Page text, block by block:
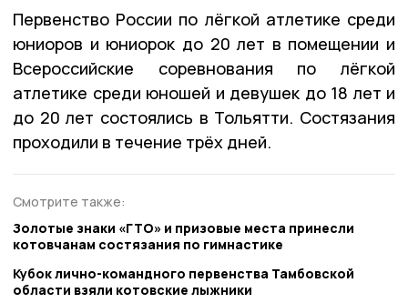
Первенство России по лёгкой атлетике среди
юниоров и юниорок до 20 лет в помещении и
Всероссийские соревнования по лёгкой
атлетике среди юношей и девушек до 18 лет и
до 20 лет состоялись в Тольятти. Состязания
проходили в течение трёх дней.
Смотрите также:
Золотые знаки «ГТО» и призовые места принесли
котовчанам состязания по гимнастике
Кубок лично-командного первенства Тамбовской
области взяли котовские лыжники